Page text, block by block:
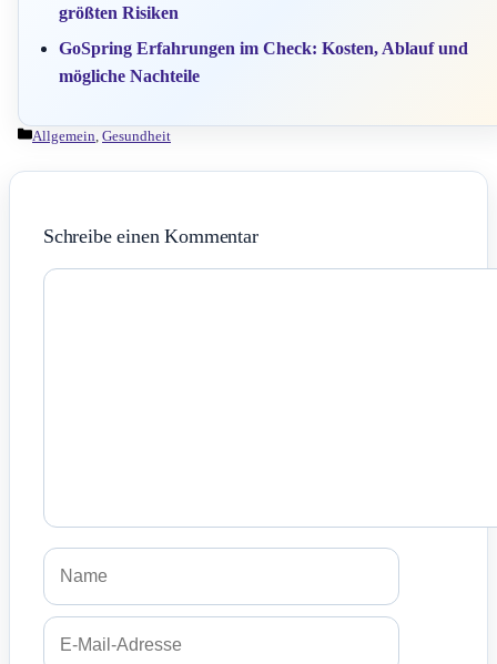
größten Risiken
GoSpring Erfahrungen im Check: Kosten, Ablauf und
mögliche Nachteile
Kategorien
Allgemein, Gesundheit
Schreibe einen Kommentar
Kommentar
Name
E-